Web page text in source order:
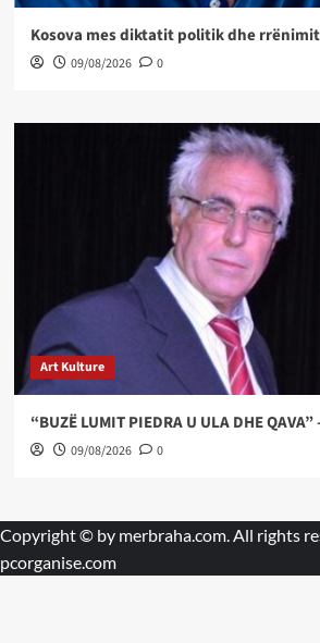
Kosova mes diktatit politik dhe
09/08/2026 0
Art Kulture
“BUZË LUMIT PIEDRA U ULA DHE QAVA”
09/08/2026 0
Copyright © by merbraha.com . All rights
pcorganise.com